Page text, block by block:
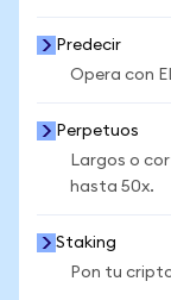
Predecir
Opera con
Perpetuos
Largos o
hasta 50x.
Staking
Pon tu